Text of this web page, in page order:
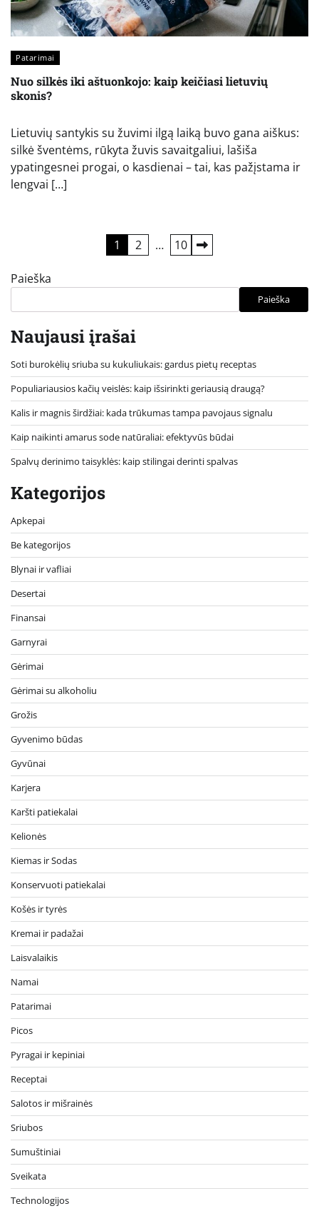
Patarimai
Nuo silkės iki aštuonkojo: kaip keičiasi lietuvių
skonis?
Lietuvių santykis su žuvimi ilgą laiką buvo gana aiškus:
silkė šventėms, rūkyta žuvis savaitgaliui, lašiša
ypatingesnei progai, o kasdienai – tai, kas pažįstama ir
lengvai […]
puslapiavimas
1 2 … 10
Paieška
Paieška
Naujausi įrašai
Soti burokėlių sriuba su kukuliukais: gardus pietų receptas
Populiariausios kačių veislės: kaip išsirinkti geriausią draugą?
Kalis ir magnis širdžiai: kada trūkumas tampa pavojaus signalu
Kaip naikinti amarus sode natūraliai: efektyvūs būdai
Spalvų derinimo taisyklės: kaip stilingai derinti spalvas
Kategorijos
Apkepai
Be kategorijos
Blynai ir vafliai
Desertai
Finansai
Garnyrai
Gėrimai
Gėrimai su alkoholiu
Grožis
Gyvenimo būdas
Gyvūnai
Karjera
Karšti patiekalai
Kelionės
Kiemas ir Sodas
Konservuoti patiekalai
Košės ir tyrės
Kremai ir padažai
Laisvalaikis
Namai
Patarimai
Picos
Pyragai ir kepiniai
Receptai
Salotos ir mišrainės
Sriubos
Sumuštiniai
Sveikata
Technologijos